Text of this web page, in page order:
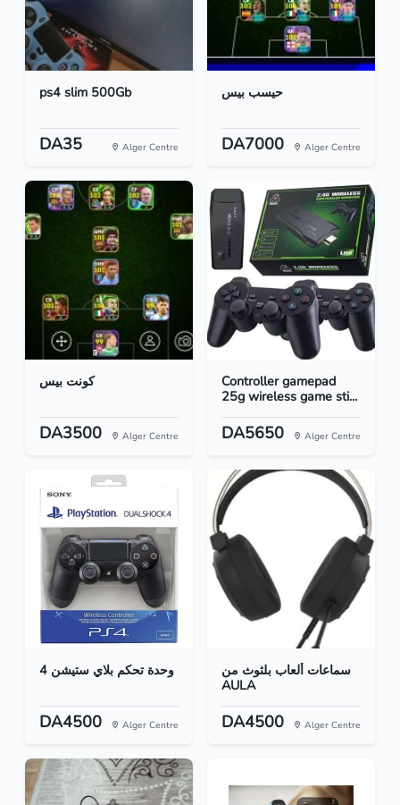
ps4 slim 500Gb
DA35 Alger Centre
حيسب بيس
DA7000 Alger Centre
كونت بيس
DA3500 Alger Centre
Controller gamepad
25g wireless game sti...
DA5650 Alger Centre
وحدة تحكم بلاي ستيشن 4
DA4500 Alger Centre
سماعات ألعاب بلثوث من
AULA
DA4500 Alger Centre